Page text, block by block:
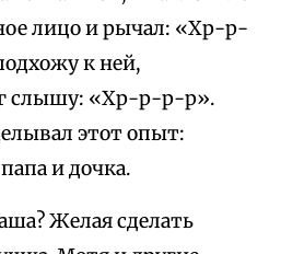
лицо и рычал: «Хр-р-
к ней,
слышу: «Хр-р-р-р».
этот опыт:
и дочка.
Желая сделать